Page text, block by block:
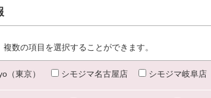
数の項目を選択することができます。
（東京） シモジマ名古屋店 シモジマ岐阜店